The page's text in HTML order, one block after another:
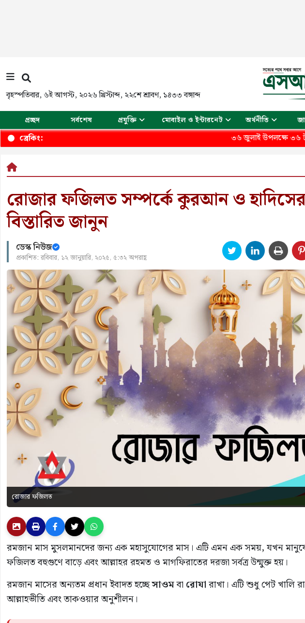
বৃহস্পতিবার,৬ই আগস্ট, ২০২৬ খ্রিস্টাব্দ,২২শে শ্রাবণ, ১৪৩৩ বঙ্গাব্দ
প্রচ্ছদ সর্বশেষ প্রযুক্তি মোবাইল ও ইন্টারনেট অর্থনীতি
ব্রেকিং: ৩৬ জুলাই উপলক্ষে ৩৬ টাকায় মিনিট
রোজার ফজিলত সম্পর্কে কুরআন ও
বিস্তারিত জানুন
ডেস্ক নিউজ
প্রকাশিত: রবিবার, ১২ জানুয়ারি, ২০২৫, ৫:৩২ অপরাহ্ণ
রোজার ফজিলত
রমজান মাস মুসলমানদের জন্য এক মহাসুযোগের মাস। এটি এমন এক সময়, যখন
ফজিলত বহুগুণে বাড়ে এবং আল্লাহর রহমত ও মাগফিরাতের দরজা সর্বত্র উন্মুক্ত হয়।
রমজান মাসের অন্যতম প্রধান ইবাদত হচ্ছেসাওমবা রোযারাখা। এটি শুধু পেট খালি
আল্লাহভীতি এবং তাকওয়ার অনুশীলন।